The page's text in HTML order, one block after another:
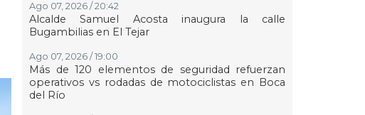
Ago 07, 2026 / 20:42
Alcalde Samuel Acosta inaugura la calle
Bugambilias en El Tejar
Ago 07, 2026 / 19:00
Más de 120 elementos de seguridad refuerzan
operativos vs rodadas de motociclistas en Boca
del Río